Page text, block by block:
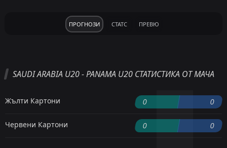
ПРОГНОЗИ СТАТС ПРЕВЮ
SAUDI ARABIA U20 - PANAMA U20 СТАТИСТИКА ОТ МАЧА
Жълти Картони 0 0
Червени Картони 0 0